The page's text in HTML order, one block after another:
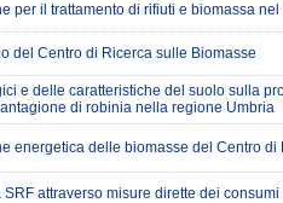
per il trattamento di rifiuti e biomassa
del Centro di Ricerca sulle Biomasse
e delle caratteristiche del suolo sulla
di robinia nella regione Umbria
energetica delle biomasse del Centro
attraverso misure dirette dei